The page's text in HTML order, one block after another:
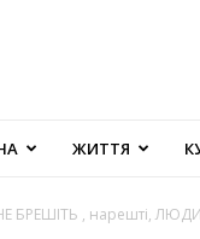
ЖИТТЯ
БРЕШІТЬ , нарешті,